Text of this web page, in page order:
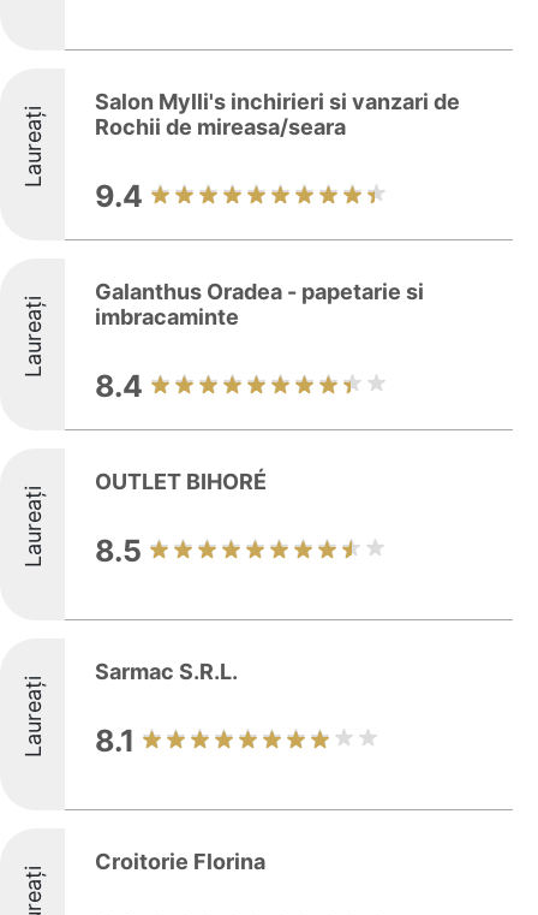
Laureați
Salon Mylli's inchirieri si vanzari de
Rochii de mireasa/seara
9.4
Laureați
Galanthus Oradea - papetarie si
imbracaminte
8.4
Laureați
OUTLET BIHORÉ
8.5
Laureați
Sarmac S.R.L.
8.1
Croitorie Florina